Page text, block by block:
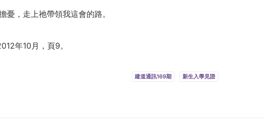
憂，走上祂帶領我這會的路。
年10月，頁9。
建道通訊169期 新生入學見證